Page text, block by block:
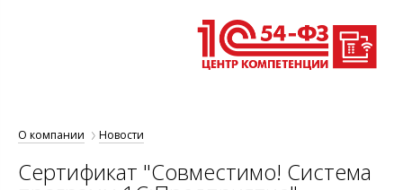
О компании Новости
Сертификат "Совместимо! Система